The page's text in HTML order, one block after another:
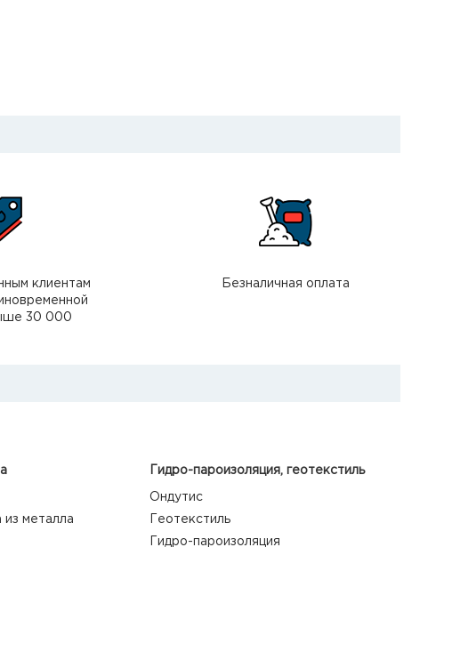
клиентам
30 000
Безналичная оплата
металла
Гидро-пароизоляция, геотекстиль
Ондутис
Геотекстиль
Гидро-пароизоляция